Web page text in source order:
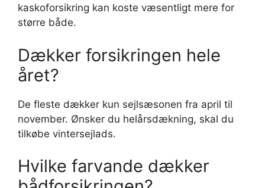
kaskoforsikring kan koste væsentligt mere for
større både.
Dækker forsikringen hele
året?
De fleste dækker kun sejlsæsonen fra april til
november. Ønsker du helårsdækning, skal du
tilkøbe vintersejlads.
Hvilke farvande dækker